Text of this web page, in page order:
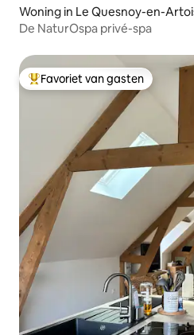
Woning in Le Quesnoy-en-
De NaturOspa privé-spa
Topfavoriet van gasten
Favoriet van gasten